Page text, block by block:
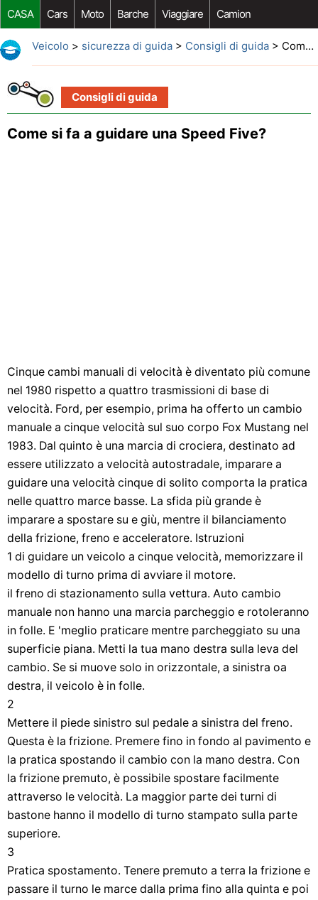
CASA Cars Moto Barche Viaggiare Camion
Riparazione Auto Acquisto Auto Car Opzioni Aftermarket
Veicolo > sicurezza di guida> Consigli di guida> Come si fa a guidare una Speed ​​Five?
Consigli di guida
Come si fa a guidare una Speed ​​Five?
Cinque cambi manuali di velocità è diventato più comune
nel 1980 rispetto a quattro trasmissioni di base di
velocità. Ford, per esempio, prima ha offerto un cambio
manuale a cinque velocità sul suo corpo Fox Mustang nel
1983. Dal quinto è una marcia di crociera, destinato ad
essere utilizzato a velocità autostradale, imparare a
guidare una velocità cinque di solito comporta la pratica
nelle quattro marce basse. La sfida più grande è
imparare a spostare su e giù, mentre il bilanciamento
della frizione, freno e acceleratore. Istruzioni
1 di guidare un veicolo a cinque velocità, memorizzare il
modello di turno prima di avviare il motore.
il freno di stazionamento sulla vettura. Auto cambio
manuale non hanno una marcia parcheggio e rotoleranno
in folle. E 'meglio praticare mentre parcheggiato su una
superficie piana. Metti la tua mano destra sulla leva del
cambio. Se si muove solo in orizzontale, a sinistra oa
destra, il veicolo è in folle.
2
Mettere il piede sinistro sul pedale a sinistra del freno.
Questa è la frizione. Premere fino in fondo al pavimento e
la pratica spostando il cambio con la mano destra. Con
la frizione premuto, è possibile spostare facilmente
attraverso le velocità. La maggior parte dei turni di
bastone hanno il modello di turno stampato sulla parte
superiore.
3
Pratica spostamento. Tenere premuto a terra la frizione e
passare il turno le marce dalla prima fino alla quinta e poi